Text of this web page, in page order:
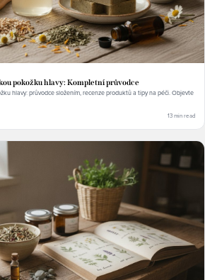
pokožku hlavy: Kompletní průvodce
hlavy: průvodce složením, recenze produktů a tipy na péči. Objevte
13 min read